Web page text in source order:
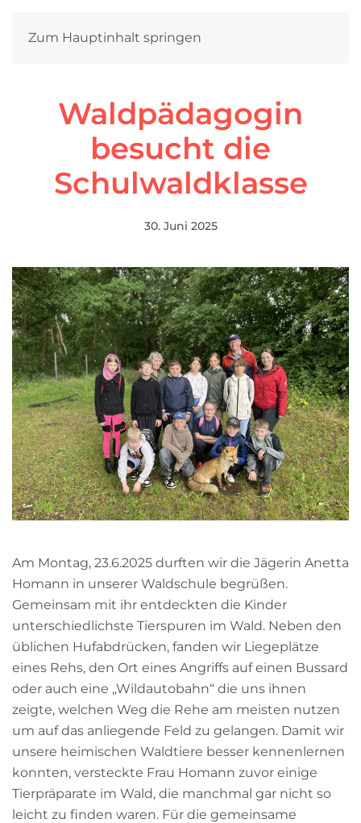
Zum Hauptinhalt springen
Waldpädagogin
besucht die
Schulwaldklasse
30. Juni 2025
Am Montag, 23.6.2025 durften wir die Jägerin Anetta
Homann in unserer Waldschule begrüßen.
Gemeinsam mit ihr entdeckten die Kinder
unterschiedlichste Tierspuren im Wald. Neben den
üblichen Hufabdrücken, fanden wir Liegeplätze
eines Rehs, den Ort eines Angriffs auf einen Bussard
oder auch eine „Wildautobahn“ die uns ihnen
zeigte, welchen Weg die Rehe am meisten nutzen
um auf das anliegende Feld zu gelangen. Damit wir
unsere heimischen Waldtiere besser kennenlernen
konnten, versteckte Frau Homann zuvor einige
Tierpräparate im Wald, die manchmal gar nicht so
leicht zu finden waren. Für die gemeinsame